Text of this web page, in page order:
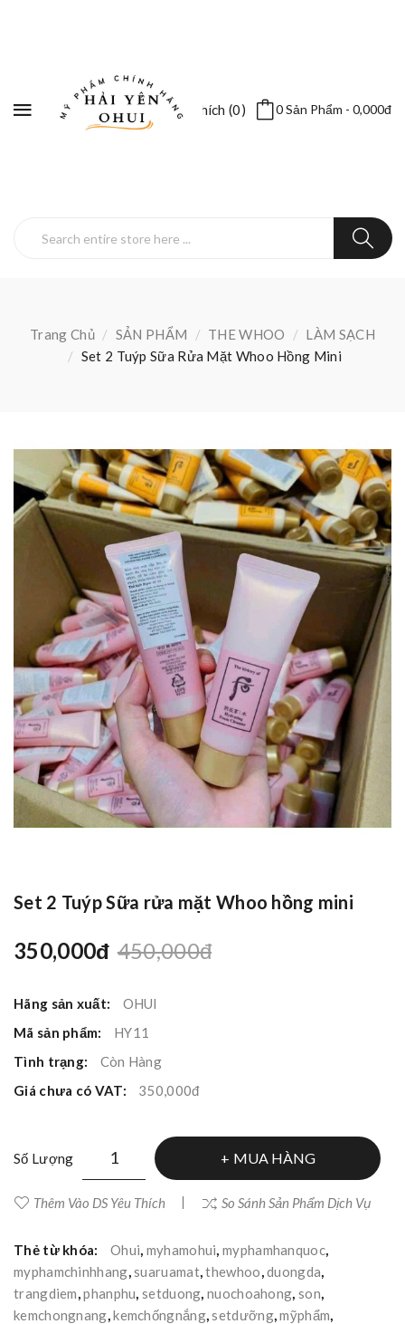
Yêu Thích (0) 0 Sản Phẩm - 0,000đ
Trang Chủ SẢN PHẨM THE WHOO
LÀM SẠCH
Set 2 Tuýp Sữa Rửa Mặt Whoo Hồng Mini
Set 2 Tuýp Sữa rửa mặt Whoo hồng mini
350,000đ 450,000đ
Hãng sản xuất:
OHUI
Mã sản phẩm:
HY11
Tình trạng:
Còn Hàng
Giá chưa có VAT:
350,000đ
Số Lượng MUA HÀNG
Thêm Vào DS Yêu Thích So Sánh Sản Phẩm Dịch Vụ
Thẻ từ khóa: Ohui, myhamohui,myphamhanquoc,
myphamchinhhang,suaruamat,thewhoo,duongda,
trangdiem,phanphu,setduong,nuochoahong, son,
kemchongnang,kemchốngnắng,setdưỡng,mỹphẩm,